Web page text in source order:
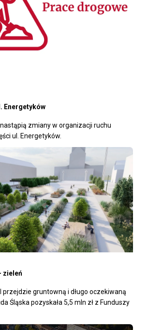
Energetyków
zmiany w organizacji ruchu
ul. Energetyków.
zieleń
przejdzie gruntowną i długo oczekiwaną
Śląska pozyskała 5,5 mln zł z Funduszy